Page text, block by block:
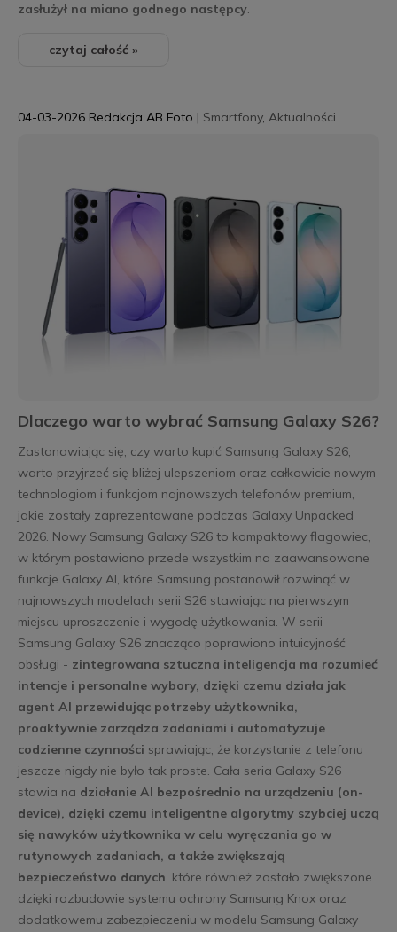
zasłużył na miano godnego następcy.
czytaj całość »
Dlaczego warto wybrać Samsung Galaxy S26?
04-03-2026 Redakcja AB Foto | Smartfony, Aktualności
Zastanawiając się, czy warto kupić Samsung Galaxy S26,
warto przyjrzeć się bliżej ulepszeniom oraz całkowicie nowym
technologiom i funkcjom najnowszych telefonów premium,
jakie zostały zaprezentowane podczas Galaxy Unpacked
2026. Nowy Samsung Galaxy S26 to kompaktowy flagowiec,
w którym postawiono przede wszystkim na zaawansowane
funkcje Galaxy AI, które Samsung postanowił rozwinąć w
najnowszych modelach serii S26 stawiając na pierwszym
miejscu uproszczenie i wygodę użytkowania. W serii
Samsung Galaxy S26 znacząco poprawiono intuicyjność
obsługi - zintegrowana sztuczna inteligencja ma rozumieć
intencje i personalne wybory, dzięki czemu działa jak
agent AI przewidując potrzeby użytkownika,
proaktywnie zarządza zadaniami i automatyzuje
codzienne czynności sprawiając, że korzystanie z telefonu
jeszcze nigdy nie było tak proste. Cała seria Galaxy S26
stawia na działanie AI bezpośrednio na urządzeniu (on-
device), dzięki czemu inteligentne algorytmy szybciej uczą
się nawyków użytkownika w celu wyręczania go w
rutynowych zadaniach, a także zwiększają
bezpieczeństwo danych, które również zostało zwiększone
dzięki rozbudowie systemu ochrony Samsung Knox oraz
dodatkowemu zabezpieczeniu w modelu Samsung Galaxy